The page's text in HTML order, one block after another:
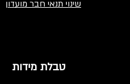
שינוי תנאי חבר מועדון
טבלת מידות